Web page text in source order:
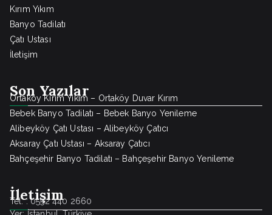
Kırım Yıkım
Banyo Tadilatı
Çatı Ustası
İletişim
Son Yazılar
Ortaköy Kırım Yıkım – Ortaköy Duvar Kırım
Bebek Banyo Tadilatı – Bebek Banyo Yenileme
Alibeyköy Çatı Ustası – Alibeyköy Çatıcı
Aksaray Çatı Ustası – Aksaray Çatıcı
Bahçeşehir Banyo Tadilatı – Bahçeşehir Banyo Yenileme
İletişim
Tel. : 0552 440 2660